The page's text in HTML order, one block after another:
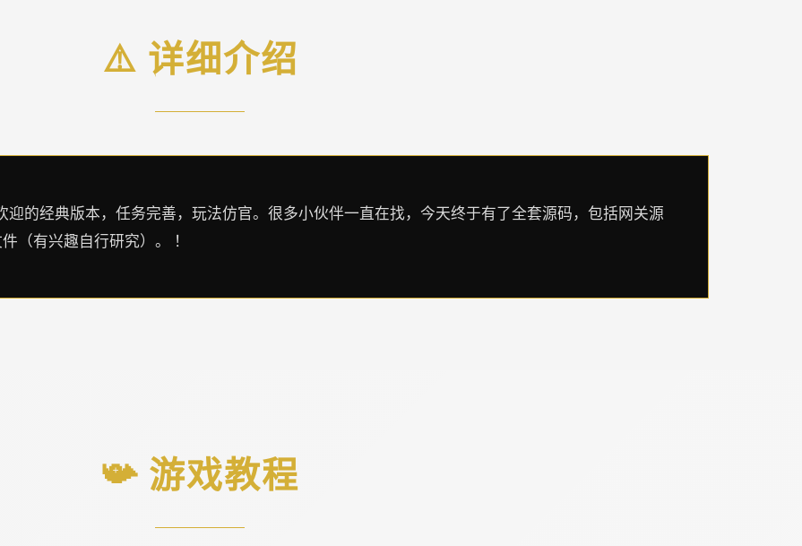
⚠️ 详细介绍
的经典版本，任务完善，玩法仿官。很多小伙伴一直在找，今天终于有了全套源码，包括网关源
（有兴趣自行研究）。 ！
📯 游戏教程